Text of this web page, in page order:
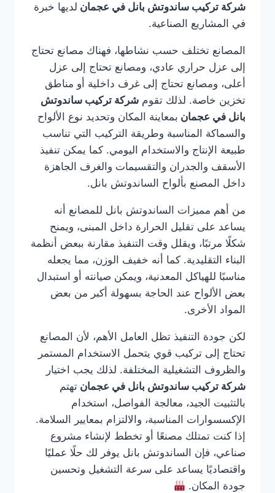
شركة تركيب ساندوتش بانل في عجمان لديها خبرة
في المشاريع الصناعية.
المصانع تختلف حسب نشاطها، فهناك مصانع تحتاج
إلى عزل حراري عادي، ومصانع تحتاج إلى عزل
أعلى، ومصانع تحتاج إلى غرف داخلية أو مناطق
تخزين خاصة. لذلك تقوم شركة تركيب ساندوتش
بانل في عجمان بمعاينة المكان وتحديد نوع الألواح
والسماكة المناسبة وطريقة التركيب التي تناسب
طبيعة الإنتاج والاستخدام اليومي. كما يمكن تنفيذ
الأسقف والجدران والتقسيمات والغرف الجاهزة
داخل المصنع بألواح الساندوتش بانل.
من أهم مميزات الساندوتش بانل للمصانع أنه
يساعد على تقليل الحرارة داخل المبنى، ويمنح
شكلًا مرتبًا، ويقلل وقت التنفيذ مقارنة ببعض أنظمة
البناء التقليدية. كما أنه خفيف الوزن، مما يجعله
مناسبًا للهياكل المعدنية، ويمكن صيانته أو استبدال
بعض الألواح عند الحاجة بسهولة أكبر من بعض
المواد الأخرى.
لكن جودة التنفيذ تظل العامل الأهم، لأن المصانع
تحتاج إلى تركيب قوي يتحمل الاستخدام المستمر
والظروف التشغيلية المختلفة. لذلك يجب اختيار
شركة تركيب ساندوتش بانل في عجمان تهتم
بالتثبيت الجيد، معالجة الفواصل، استخدام
الإكسسوارات المناسبة، والالتزام بمعايير السلامة.
إذا كنت تمتلك مصنعًا أو تخطط لإنشاء مشروع
صناعي، فإن الساندوتش بانل يوفر لك حلًا عمليًا
واقتصاديًا يساعد على سرعة التشغيل وتحسين
جودة المكان.